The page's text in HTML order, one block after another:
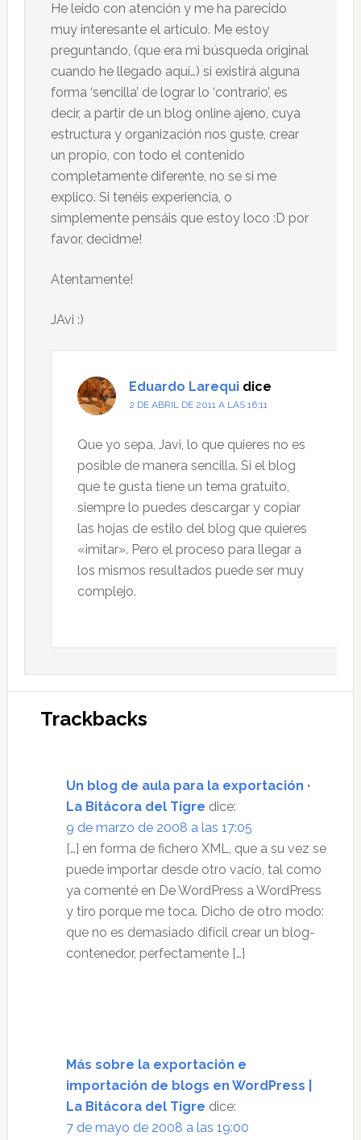
He leido con atención y me ha parecido
muy interesante el artículo. Me estoy
preguntando, (que era mi búsqueda original
cuando he llegado aquí…) si existirá alguna
forma ‘sencilla’ de lograr lo ‘contrario’, es
decir, a partir de un blog online ajeno, cuya
estructura y organización nos guste, crear
un propio, con todo el contenido
completamente diferente, no se si me
explico. Si tenéis experiencia, o
simplemente pensáis que estoy loco :D por
favor, decidme!
Atentamente!
JAvi :)
Eduardo Larequi dice
2 DE ABRIL DE 2011 A LAS 16:11
Que yo sepa, Javi, lo que quieres no es
posible de manera sencilla. Si el blog
que te gusta tiene un tema gratuito,
siempre lo puedes descargar y copiar
las hojas de estilo del blog que quieres
«imitar». Pero el proceso para llegar a
los mismos resultados puede ser muy
complejo.
Trackbacks
Un blog de aula para la exportación ·
La Bitácora del Tigre dice:
9 de marzo de 2008 a las 17:05
[…] en forma de fichero XML, que a su vez se
puede importar desde otro vacío, tal como
ya comenté en De WordPress a WordPress
y tiro porque me toca. Dicho de otro modo:
que no es demasiado difícil crear un blog-
contenedor, perfectamente […]
Más sobre la exportación e
importación de blogs en WordPress |
La Bitácora del Tigre dice:
7 de mayo de 2008 a las 19:00